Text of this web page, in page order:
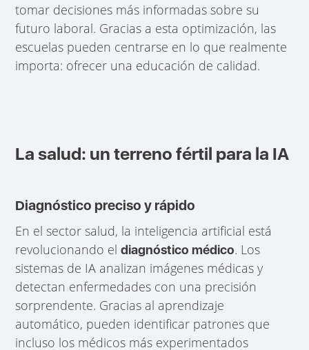
tomar decisiones más informadas sobre su
futuro laboral. Gracias a esta optimización, las
escuelas pueden centrarse en lo que realmente
importa: ofrecer una educación de calidad.
La salud: un terreno fértil para la IA
Diagnóstico preciso y rápido
En el sector salud, la inteligencia artificial está
revolucionando eldiagnóstico médico. Los
sistemas de IA analizan imágenes médicas y
detectan enfermedades con una precisión
sorprendente. Gracias al aprendizaje
automático, pueden identificar patrones que
incluso los médicos más experimentados